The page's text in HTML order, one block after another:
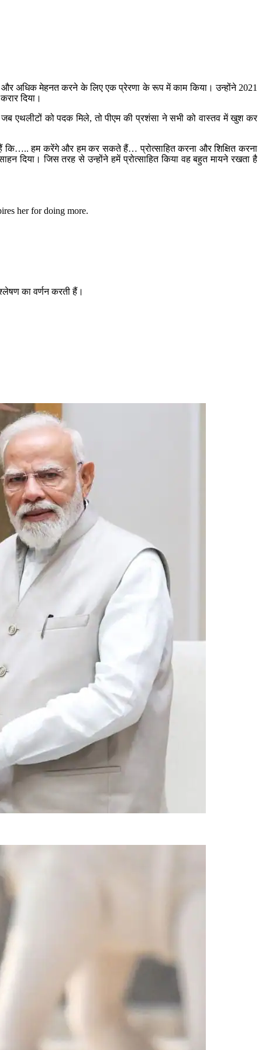
और अधिक मेहनत करने के लिए एक प्रेरणा के रूप में काम किया। उन्होंने 2021
दिया।
एथलीटों को पदक मिले, तो पीएम की प्रशंसा ने सभी को वास्तव में खुश कर
कि….. हम करेंगे और हम कर सकते हैं… प्रोत्साहित करना और शिक्षित करना
दिया। जिस तरह से उन्होंने हमें प्रोत्साहित किया वह बहुत मायने रखता है
her for doing more.
का वर्णन करती हैं।